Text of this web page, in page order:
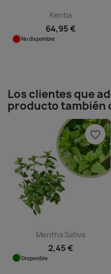
Kentia
64,95 €
No disponible
Los clientes que
producto también
Mentha Sativa
2,45 €
Disponible
favorite_border